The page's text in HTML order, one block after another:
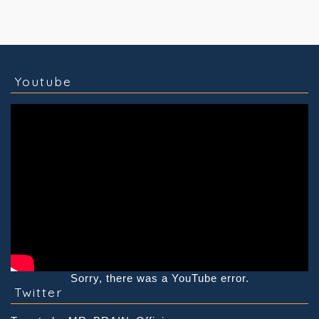
Youtube
Sorry, there was a YouTube error.
Twitter